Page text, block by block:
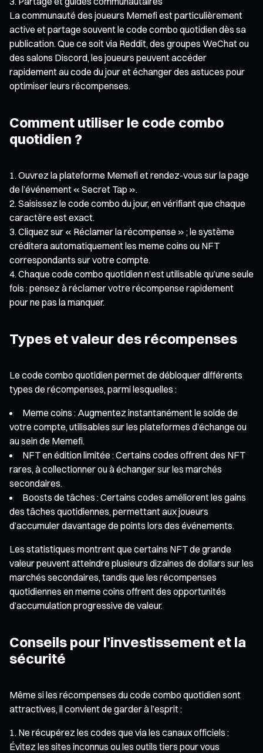
La communauté des joueurs Memefi est particulièrement
active et partage souvent le code combo quotidien dès sa
publication. Que ce soit via Reddit, des groupes WeChat ou
des salons Discord, les joueurs peuvent accéder
rapidement au code du jour et échanger des astuces pour
optimiser leurs récompenses.
Comment utiliser le code combo
quotidien ?
Ouvrez la plateforme Memefi et rendez-vous sur la page
de l’événement « Secret Tap ».
Saisissez le code combo du jour, en vérifiant que chaque
caractère est exact.
Cliquez sur « Réclamer la récompense » ; le système
créditera automatiquement les meme coins ou NFT
correspondants sur votre compte.
Chaque code combo quotidien n’est utilisable qu’une seule
fois : pensez à réclamer votre récompense rapidement
pour ne pas la manquer.
Types et valeur des récompenses
Le code combo quotidien permet de débloquer différents
types de récompenses, parmi lesquelles :
Meme coins : Augmentez instantanément le solde de
votre compte, utilisables sur les plateformes d’échange ou
au sein de Memefi.
NFT en édition limitée : Certains codes offrent des NFT
rares, à collectionner ou à échanger sur les marchés
secondaires.
Boosts de tâches : Certains codes améliorent les gains
des tâches quotidiennes, permettant aux joueurs
d’accumuler davantage de points lors des événements.
Les statistiques montrent que certains NFT de grande
valeur peuvent atteindre plusieurs dizaines de dollars sur les
marchés secondaires, tandis que les récompenses
quotidiennes en meme coins offrent des opportunités
d’accumulation progressive de valeur.
Conseils pour l’investissement et la
sécurité
Même si les récompenses du code combo quotidien sont
attractives, il convient de garder à l’esprit :
Ne récupérez les codes que via les canaux officiels :
Évitez les sites inconnus ou les outils tiers pour vous